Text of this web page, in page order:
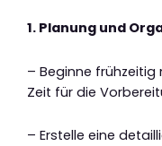
1. Planung und
– Beginne
Zeit für die
– Erstelle eine